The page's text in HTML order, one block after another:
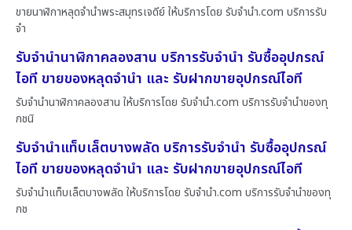
ขายนาฬิกาหลุดจำนำพระสมุทรเจดีย์ ให้บริการโดย รับจํานํา.com บริการรับ
จำ
รับจำนำนาฬิกาคลองสาน บริการรับจำนำ รับซื้ออุปกรณ์
ไอที ขายของหลุดจำนำ และ รับฝากขายอุปกรณ์ไอที
รับจำนำนาฬิกาคลองสาน ให้บริการโดย รับจํานํา.com บริการรับจำนำของทุ
กชนิ
รับจำนำแท็บเล็ตบางพลัด บริการรับจำนำ รับซื้ออุปกรณ์
ไอที ขายของหลุดจำนำ และ รับฝากขายอุปกรณ์ไอที
รับจำนำแท็บเล็ตบางพลัด ให้บริการโดย รับจํานํา.com บริการรับจำนำของทุ
กช